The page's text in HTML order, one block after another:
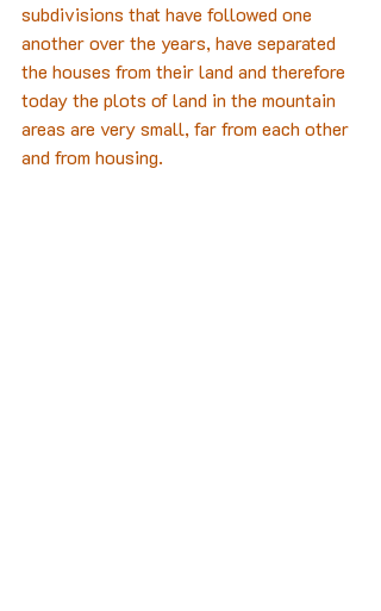
subdivisions that have followed one
another over the years, have separated
the houses from their land and therefore
today the plots of land in the mountain
areas are very small, far from each other
and from housing.